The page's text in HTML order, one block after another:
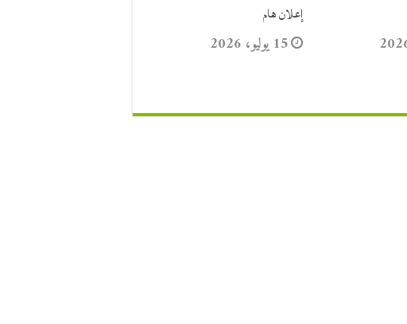
إعلان هام
15 يوليو، 2026